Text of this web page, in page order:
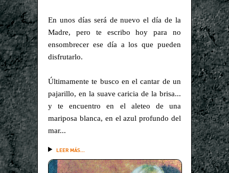
En unos días será de nuevo el día de la
Madre, pero te escribo hoy para no
ensombrecer ese día a los que pueden
disfrutarlo.
Últimamente te busco en el cantar de un
pajarillo, en la suave caricia de la brisa...
y te encuentro en el aleteo de una
mariposa blanca, en el azul profundo del
mar...
LEER MÁS...